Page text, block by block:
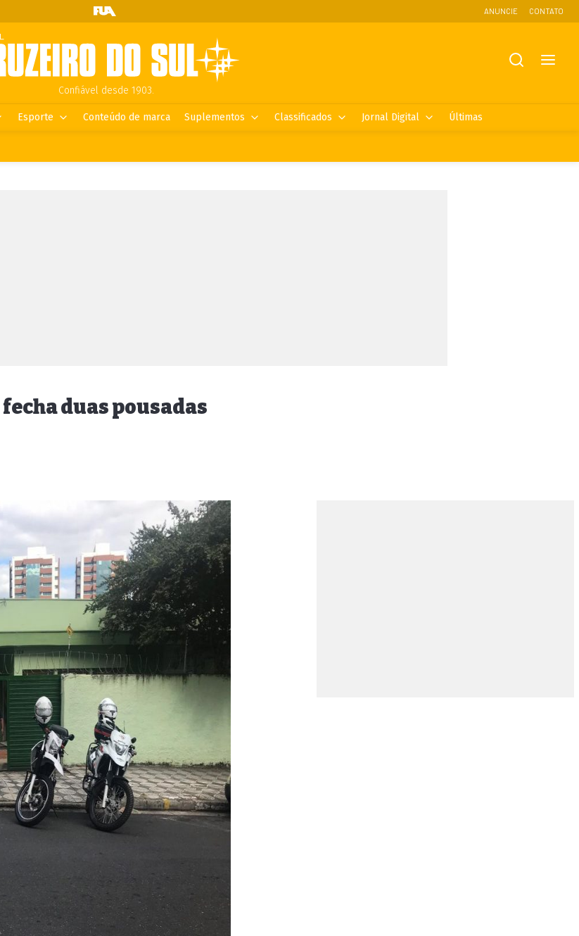
ANUNCIE CONTATO
Confiável desde 1903.
Esporte Conteúdo de marca Suplementos Classificados Jornal Digital Últimas
duas pousadas